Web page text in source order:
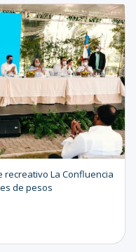
recreativo La Confluencia
de pesos